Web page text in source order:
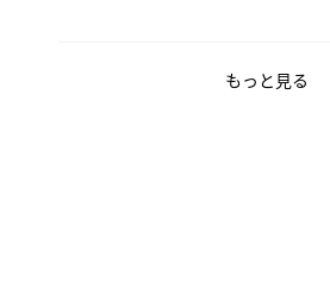
もっと見る